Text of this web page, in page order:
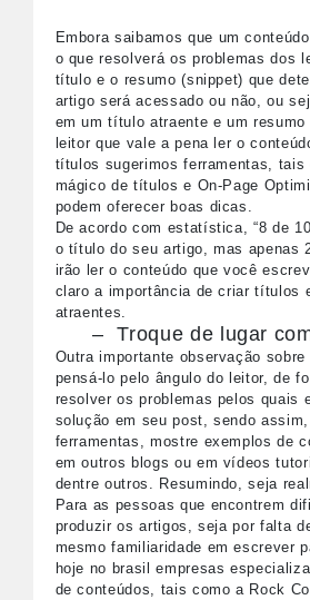
Embora saibamos que um
o que resolverá os problemas dos
título e o resumo (snippet) que
artigo será acessado ou não, ou
em um título atraente e um resumo
leitor que vale a pena ler o
títulos sugerimos ferramentas, tais
mágico de títulos e On-Page
podem oferecer boas dicas.
De acordo com estatística, “8 de
o título do seu artigo, mas apenas
irão ler o conteúdo que você
claro a importância de criar títulos
atraentes.
– Troque de lugar
Outra importante observação
pensá-lo pelo ângulo do leitor, de
resolver os problemas pelos quais
solução em seu post, sendo
ferramentas, mostre exemplos de
em outros blogs ou em vídeos
dentre outros. Resumindo, seja
Para as pessoas que encontrem
produzir os artigos, seja por falta
mesmo familiaridade em escrever
hoje no brasil empresas
de conteúdos, tais como a Rock